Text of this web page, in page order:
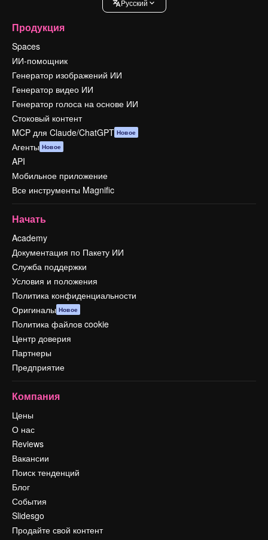
Pусский
Продукция
Spaces
ИИ-помощник
Генератор изображений ИИ
Генератор видео ИИ
Генератор голоса на основе ИИ
Стоковый контент
MCP для Claude/ChatGPT Новое
Агенты Новое
API
Мобильное приложение
Все инструменты Magnific
Начать
Academy
Документация по Пакету ИИ
Служба поддержки
Условия и положения
Политика конфиденциальности
Оригиналы Новое
Политика файлов cookie
Центр доверия
Партнеры
Предприятие
Компания
Цены
О нас
Reviews
Вакансии
Поиск тенденций
Блог
События
Slidesgo
Продайте свой контент